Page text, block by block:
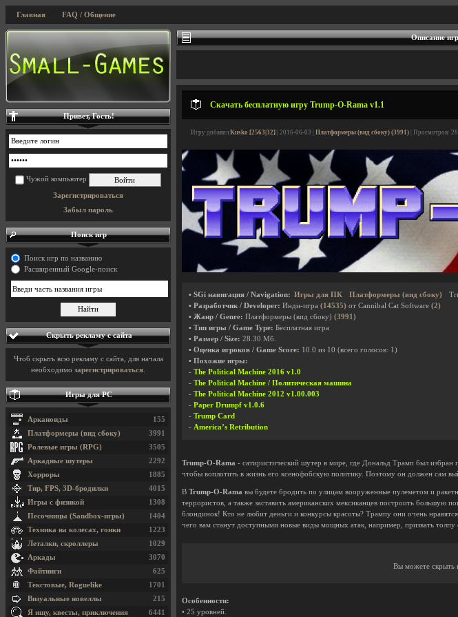
Главная FAQ / Общение
Описание
Скачать бесплатную игру Trump-O-Rama v1.1
Игру добавил Kusko [2563|32] | 2016-06-03 | Платформеры (вид сбоку) (3991) | Просмотров:
• SGi навигация / Navigation: Игры для ПК Платформеры (вид сбоку)
• Разработчик / Developer: Инди-игра (14535) от Cannibal Cat Software (2)
• Жанр / Genre: Платформеры (вид сбоку) (3991)
• Тип игры / Game Type: Бесплатная игра
• Размер / Size: 28.30 Мб.
• Оценка игроков / Game Score: 10.0 из 10 (всего голосов: 1 )
• Похожие игры:
- The Political Machine 2016 v1.0
- The Political Machine / Политическая машина
- The Political Machine 2012 v1.00.003
- Paper Drumpf v1.0.6
- Trump Card
- America’s Retribution
Trump-O-Rama - сатиристический шутер в мире, где Дональд Трамп был избран
чтобы воплотить в жизнь его ксенофобскую политику. Поэтому он должен сам
В Trump-O-Rama вы будете бродить по улицам вооруженные пулеметом и
террористов, а также заставить американских мексиканцев построить
блондинок! Кто не любит деньги и конкурсы красоты? Трампу они очень
чего вам станут доступными новые виды мощных атак, например, призвать толпу
Вы можете скрыть
Особенности:
• 25 уровней.
Привет, Гость!
Чужой компьютер
Зарегистрироваться
Забыл пароль
Поиск игр
Поиск игр по названию
Расширенный Google-поиск
Скрыть рекламу с сайта
Чтоб скрыть всю рекламу с сайта, для начала
необходимо зарегистрироваться
Игры для PC
155
Арканоиды
3991
Платформеры (вид сбоку)
3505
Ролевые игры (RPG)
2292
Аркадные шутеры
1885
Хорроры
4015
Тир, FPS, 3D-бродилки
1308
Игры с физикой
1404
Песочницы (Sandbox-игры)
1223
Техника на колесах, гонки
1029
Леталки, скроллеры
3070
Аркады
625
Файтинги
1701
Текстовые, Roguelike
215
Визуальные новеллы
6441
Я ищу, квесты, приключения